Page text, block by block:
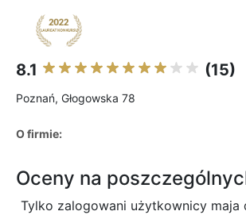
8.1 (15)
Poznań, Głogowska 78
O firmie:
Oceny na
Tylko zalogowani użytkownicy maja